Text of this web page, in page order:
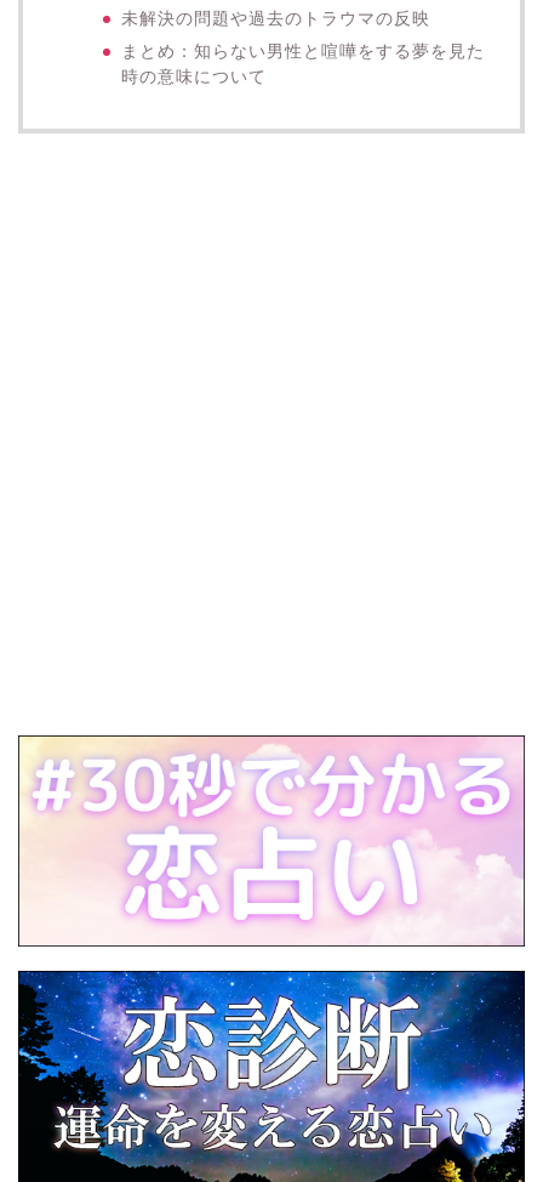
未解決の問題や過去のトラウマの反映
まとめ：知らない男性と喧嘩をする夢を見た
時の意味について